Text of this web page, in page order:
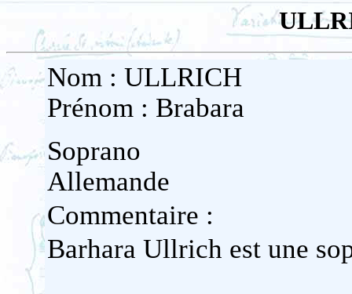
Nom : ULLRICH
Prénom : Brabara
Soprano
Allemande
Commentaire :
Barhara Ullrich est une